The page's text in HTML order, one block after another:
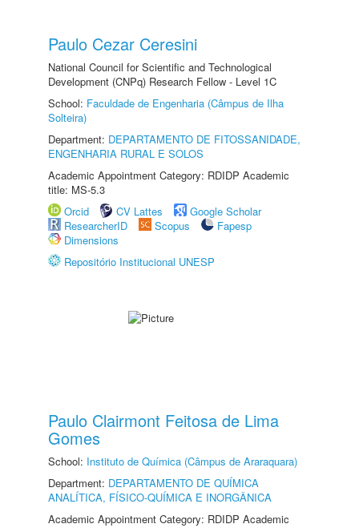
Paulo Cezar Ceresini
National Council for Scientific and Technological
Development (CNPq) Research Fellow - Level 1C
School: Faculdade de Engenharia (Câmpus de Ilha
Solteira)
Department: DEPARTAMENTO DE FITOSSANIDADE,
ENGENHARIA RURAL E SOLOS
Academic Appointment Category: RDIDP Academic
title: MS-5.3
Orcid
CV Lattes
Google Scholar
ResearcherID
Scopus
Fapesp
Dimensions
Repositório Institucional UNESP
Paulo Clairmont Feitosa de Lima
Gomes
School: Instituto de Química (Câmpus de Araraquara)
Department: DEPARTAMENTO DE QUÍMICA
ANALÍTICA, FÍSICO-QUÍMICA E INORGÂNICA
Academic Appointment Category: RDIDP Academic